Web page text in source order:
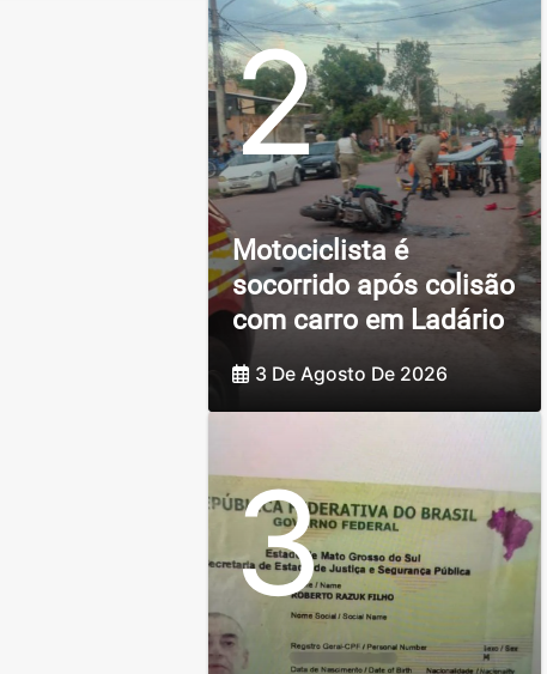
2
Motociclista é
socorrido após colisão
com carro em Ladário
3 De Agosto De 2026
3